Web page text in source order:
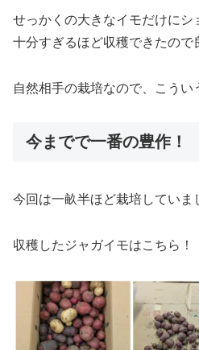
せっかくの大きなイモだけにシ
十分すぎるほど収穫できたので
自然相手の栽培なので、こうい
今までで一番の豊作！
今回は一畝半ほど栽培していま
収穫したジャガイモはこちら！